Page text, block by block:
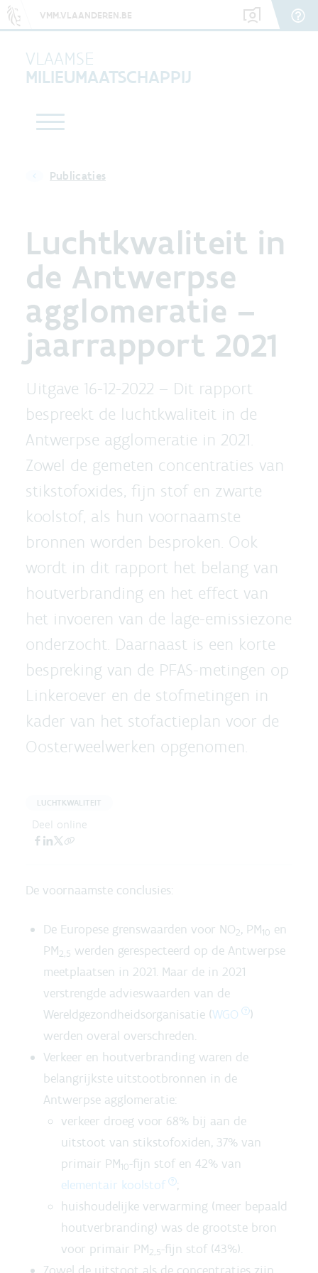
VMM.VLAANDEREN.BE
VLAAMSE
MILIEUMAATSCHAPPIJ
Publicaties
Luchtkwaliteit in
de Antwerpse
agglomeratie –
jaarrapport 2021
Uitgave 16-12-2022 – Dit rapport
bespreekt de luchtkwaliteit in de
Antwerpse agglomeratie in 2021.
Zowel de gemeten concentraties van
stikstofoxides, fijn stof en zwarte
koolstof, als hun voornaamste
bronnen worden besproken. Ook
wordt in dit rapport het belang van
houtverbranding en het effect van
het invoeren van de lage-emissiezone
onderzocht. Daarnaast is een korte
bespreking van de PFAS-metingen op
Linkeroever en de stofmetingen in
kader van het stofactieplan voor de
Oosterweelwerken opgenomen.
LUCHTKWALITEIT
Deel online
De voornaamste conclusies:
De Europese grenswaarden voor NO2, PM10 en
PM2,5 werden gerespecteerd op de Antwerpse
meetplaatsen in 2021. Maar de in 2021
verstrengde advieswaarden van de
Wereldgezondheidsorganisatie (WGO
)
werden overal overschreden.
Verkeer en houtverbranding waren de
belangrijkste uitstootbronnen in de
Antwerpse agglomeratie:
verkeer droeg voor 68% bij aan de
uitstoot van stikstofoxiden, 37% van
primair PM10-fijn stof en 42% van
elementair koolstof
;
huishoudelijke verwarming (meer bepaald
houtverbranding) was de grootste bron
voor primair PM2,5-fijn stof (43%).